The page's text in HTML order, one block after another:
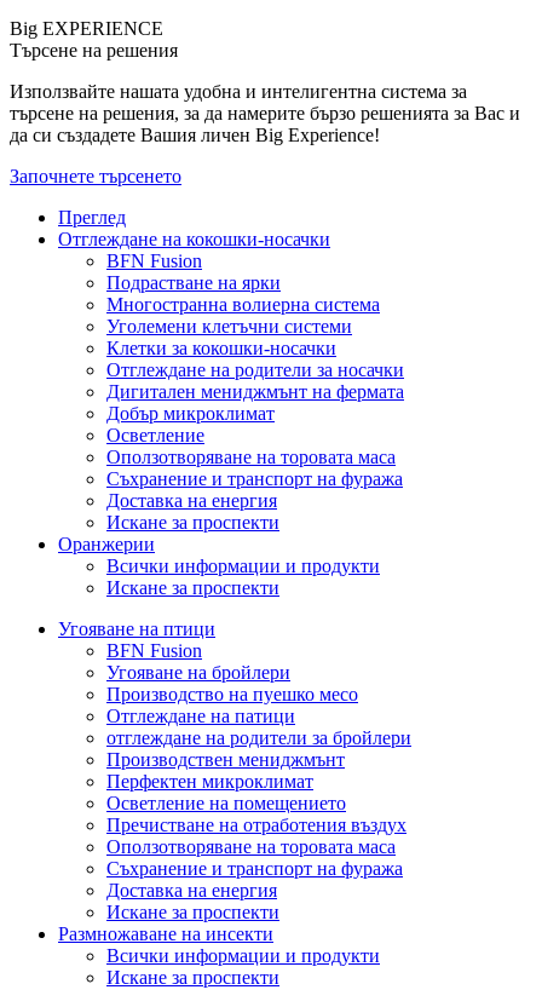
Big EXPERIENCE
Търсене на решения
Използвайте нашата удобна и интелигентна система за
търсене на решения, за да намерите бързо решенията за Вас и
да си създадете Вашия личен Big Experience!
Започнете търсенето
Преглед
Отглеждане на кокошки-носачки
BFN Fusion
Подрастване на ярки
Многостранна волиерна система
Уголемени клетъчни системи
Клетки за кокошки-носачки
Отглеждане на родители за носачки
Дигитален мениджмънт на фермата
Добър микроклимат
Осветление
Оползотворяване на торовата маса
Съхранение и транспорт на фуража
Доставка на енергия
Искане за проспекти
Оранжерии
Всички информации и продукти
Искане за проспекти
Угояване на птици
BFN Fusion
Угояване на бройлери
Производство на пуешко месо
Отглеждане на патици
отглеждане на родители за бройлери
Производствен мениджмънт
Перфектен микроклимат
Осветление на помещението
Пречистване на отработения въздух
Оползотворяване на торовата маса
Съхранение и транспорт на фуража
Доставка на енергия
Искане за проспекти
Размножаване на инсекти
Всички информации и продукти
Искане за проспекти